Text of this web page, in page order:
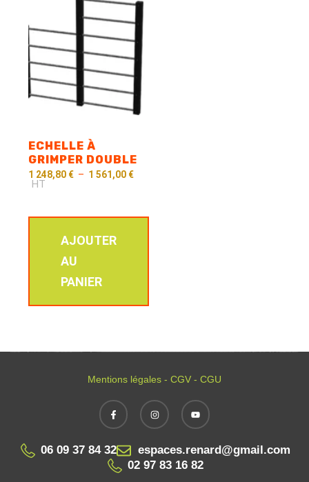
ECHELLE À
GRIMPER DOUBLE
1 248,80 € – 1 561,00 €
HT
AJOUTER
AU
PANIER
Mentions légales - CGV - CGU
06 09 37 84 32
espaces.renard@gmail.com
02 97 83 16 82